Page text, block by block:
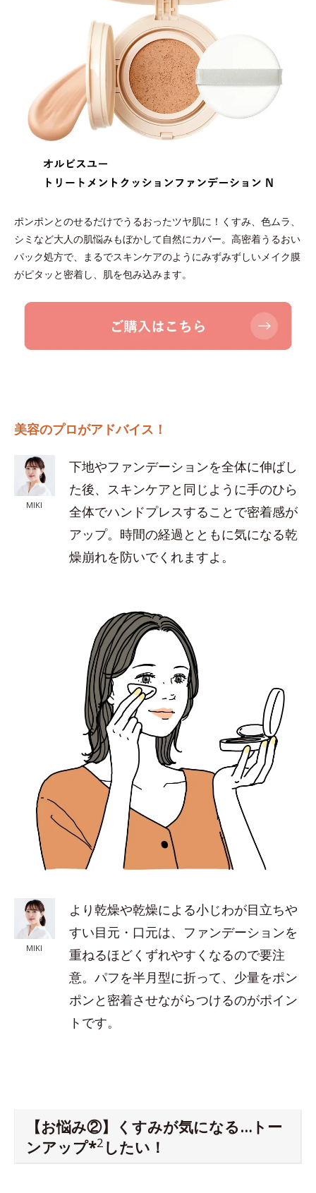
ポンポンとのせるだけでうるおったツヤ肌に！くすみ、色ムラ、
シミなど大人の肌悩みもぼかして自然にカバー。高密着うるおい
パック処方で、まるでスキンケアのようにみずみずしいメイク膜
がピタッと密着し、肌を包み込みます。
美容のプロがアドバイス！
MIKI
下地やファンデーションを全体に伸ばし
た後、スキンケアと同じように手のひら
全体でハンドプレスすることで密着感が
アップ。時間の経過とともに気になる乾
燥崩れを防いでくれますよ。
MIKI
より乾燥や乾燥による小じわが目立ちや
すい目元・口元は、ファンデーションを
重ねるほどくずれやすくなるので要注
意。パフを半月型に折って、少量をポン
ポンと密着させながらつけるのがポイン
トです。
【お悩み②】くすみが気になる…トー
ンアップ*2 したい！